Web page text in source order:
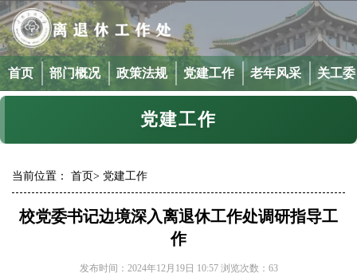
首页 部门概况 政策法规 党建工作 老年风采 关工委
党建工作
当前位置： 首页> 党建工作
校党委书记边境深入离退休工作处调研指导工
作
发布时间：2024年12月19日 10:57 浏览次数： 63